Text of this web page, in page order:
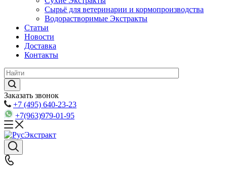
Сырьё для ветеринарии и кормопроизводства
Водорастворимые Экстракты
Статьи
Новости
Доставка
Контакты
Заказать звонок
+7 (495) 640-23-23
+7(963)979-01-95